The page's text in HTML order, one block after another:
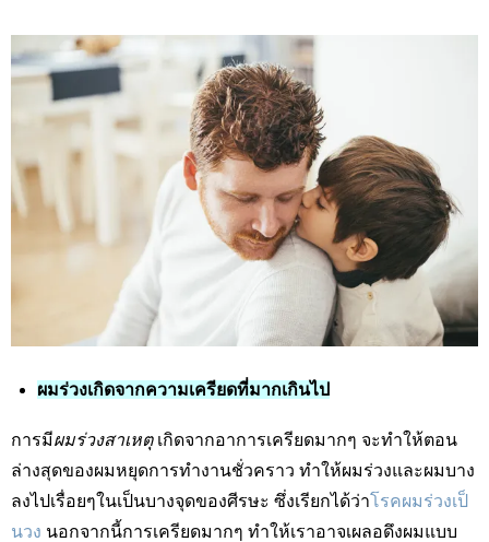
ผมร่วงเกิดจากความเครียดที่มากเกินไป
การมีผมร่วงสาเหตุ เกิดจากอาการเครียดมากๆ จะทำให้ตอน
ล่างสุดของผมหยุดการทำงานชั่วคราว ทำให้ผมร่วงและผมบาง
ลงไปเรื่อยๆในเป็นบางจุดของศีรษะ ซึ่งเรียกได้ว่าโรคผมร่วงเป็
นวง นอกจากนี้การเครียดมากๆ ทำให้เราอาจเผลอดึงผมแบบ